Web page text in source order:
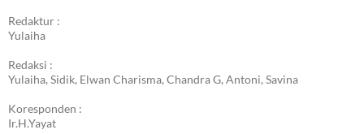
Redaktur :
Yulaiha
Redaksi :
Yulaiha, Sidik, Elwan Charisma, Chandra G, Antoni, Savina
Koresponden :
Ir.H.Yayat